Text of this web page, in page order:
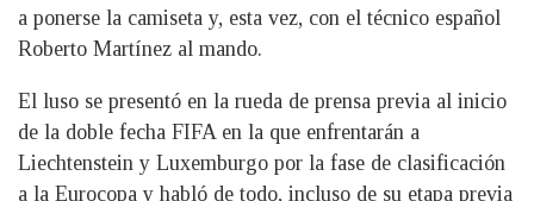
a ponerse la camiseta y, esta vez, con el técnico español
Roberto Martínez al mando.
El luso se presentó en la rueda de prensa previa al inicio
de la doble fecha FIFA en la que enfrentarán a
Liechtenstein y Luxemburgo por la fase de clasificación
a la Eurocopa y habló de todo, incluso de su etapa previa